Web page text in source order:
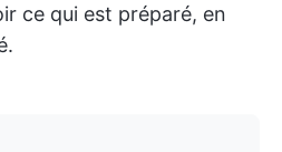
ce qui est préparé, en